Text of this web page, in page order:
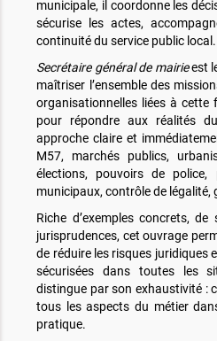
municipale, il coordonne les
sécurise les actes,
continuité du service public local.
Secrétaire général de mairieest
maîtriser l’ensemble des
organisationnelles liées à cette
pour répondre aux réalités
approche claire et
M57, marchés publics,
élections, pouvoirs de police,
municipaux, contrôle de légalité,
Riche d’exemples concrets,
jurisprudences, cet ouvrage
de réduire les risques juridiques
sécurisées dans toutes les
distingue par son exhaustivité :
tous les aspects du métier
pratique.